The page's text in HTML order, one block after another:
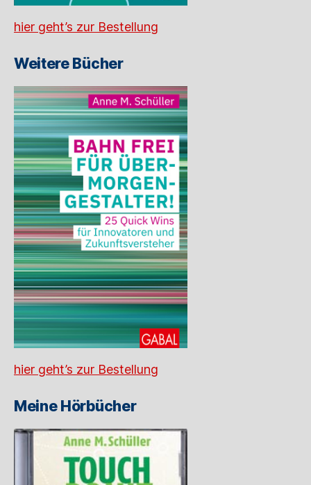
hier geht’s zur Bestellung
Weitere Bücher
hier geht’s zur Bestellung
Meine Hörbücher